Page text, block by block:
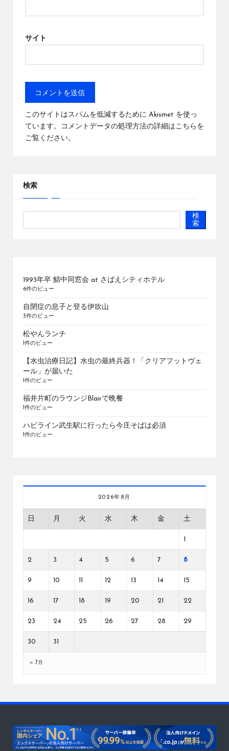
サイト
このサイトはスパムを低減するために Akismet を使っ
ています。
コメントデータの処理方法の詳細はこちらを
ご覧ください。
検索
検
索
1993年卒 鯖中同窓会 at さばえシティホテル
6件のビュー
自閉症の息子と登る伊吹山
3件のビュー
松やんランチ
1件のビュー
【水虫治療日記】水虫の最終兵器！「クリアフットヴェ
ール」が届いた
1件のビュー
福井片町のラウンジBlairで晩餐
1件のビュー
ハピライン武生駅に行ったら今庄そばは必須
1件のビュー
2026年8月
日 月 火 水 木 金 土
2 3 4 5 6 7 8
9 10 12 13 14 15
16 17 18 19 20 21 22
23 24 25 26 27 28 29
30 31
« 7月